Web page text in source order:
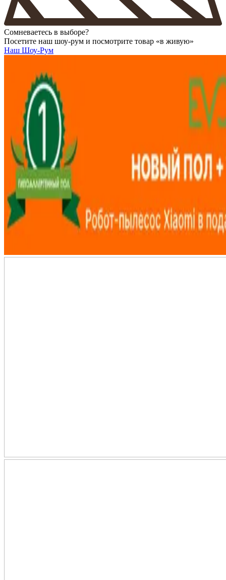
Сомневаетесь в выборе?
Посетите наш шоу-рум и посмотрите товар «в живую»
Наш Шоу-Рум